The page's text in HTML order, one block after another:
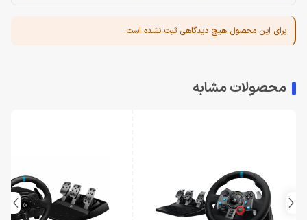
برای این محصول هیچ دیدگاهی ثبت نشده است.
محصولات مشابه